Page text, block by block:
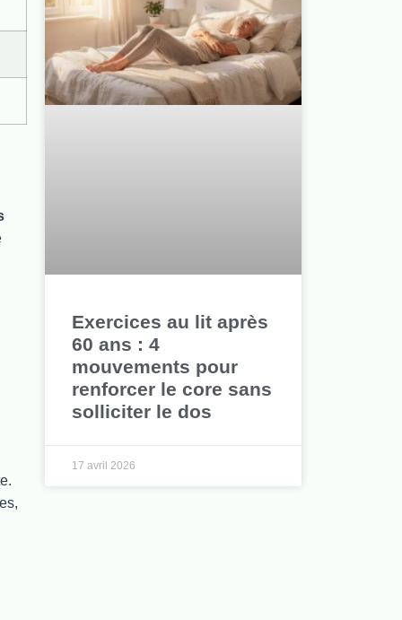
Exercices au lit après
60 ans : 4
mouvements pour
renforcer le core sans
solliciter le dos
17 avril 2026